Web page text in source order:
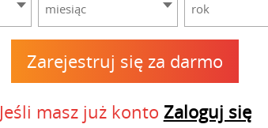
miesiąc rok
Zarejestruj się za darmo
Jeśli masz już konto Zaloguj się